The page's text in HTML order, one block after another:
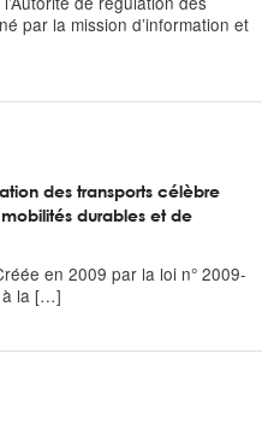
par la mission d’information et
des transports célèbre
durables et de
en 2009 par la loi n° 2009-
à la […]